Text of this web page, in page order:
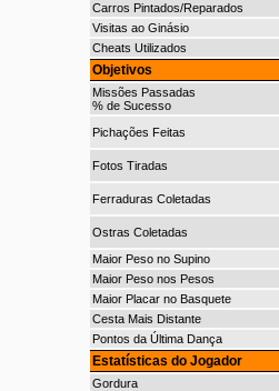
Carros Pintados/Reparados
Visitas ao Ginásio
Cheats Utilizados
Objetivos
Missões Passadas
% de Sucesso
Pichações Feitas
Fotos Tiradas
Ferraduras Coletadas
Ostras Coletadas
Maior Peso no Supino
Maior Peso nos Pesos
Maior Placar no Basquete
Cesta Mais Distante
Pontos da Última Dança
Estatísticas do Jogador
Gordura